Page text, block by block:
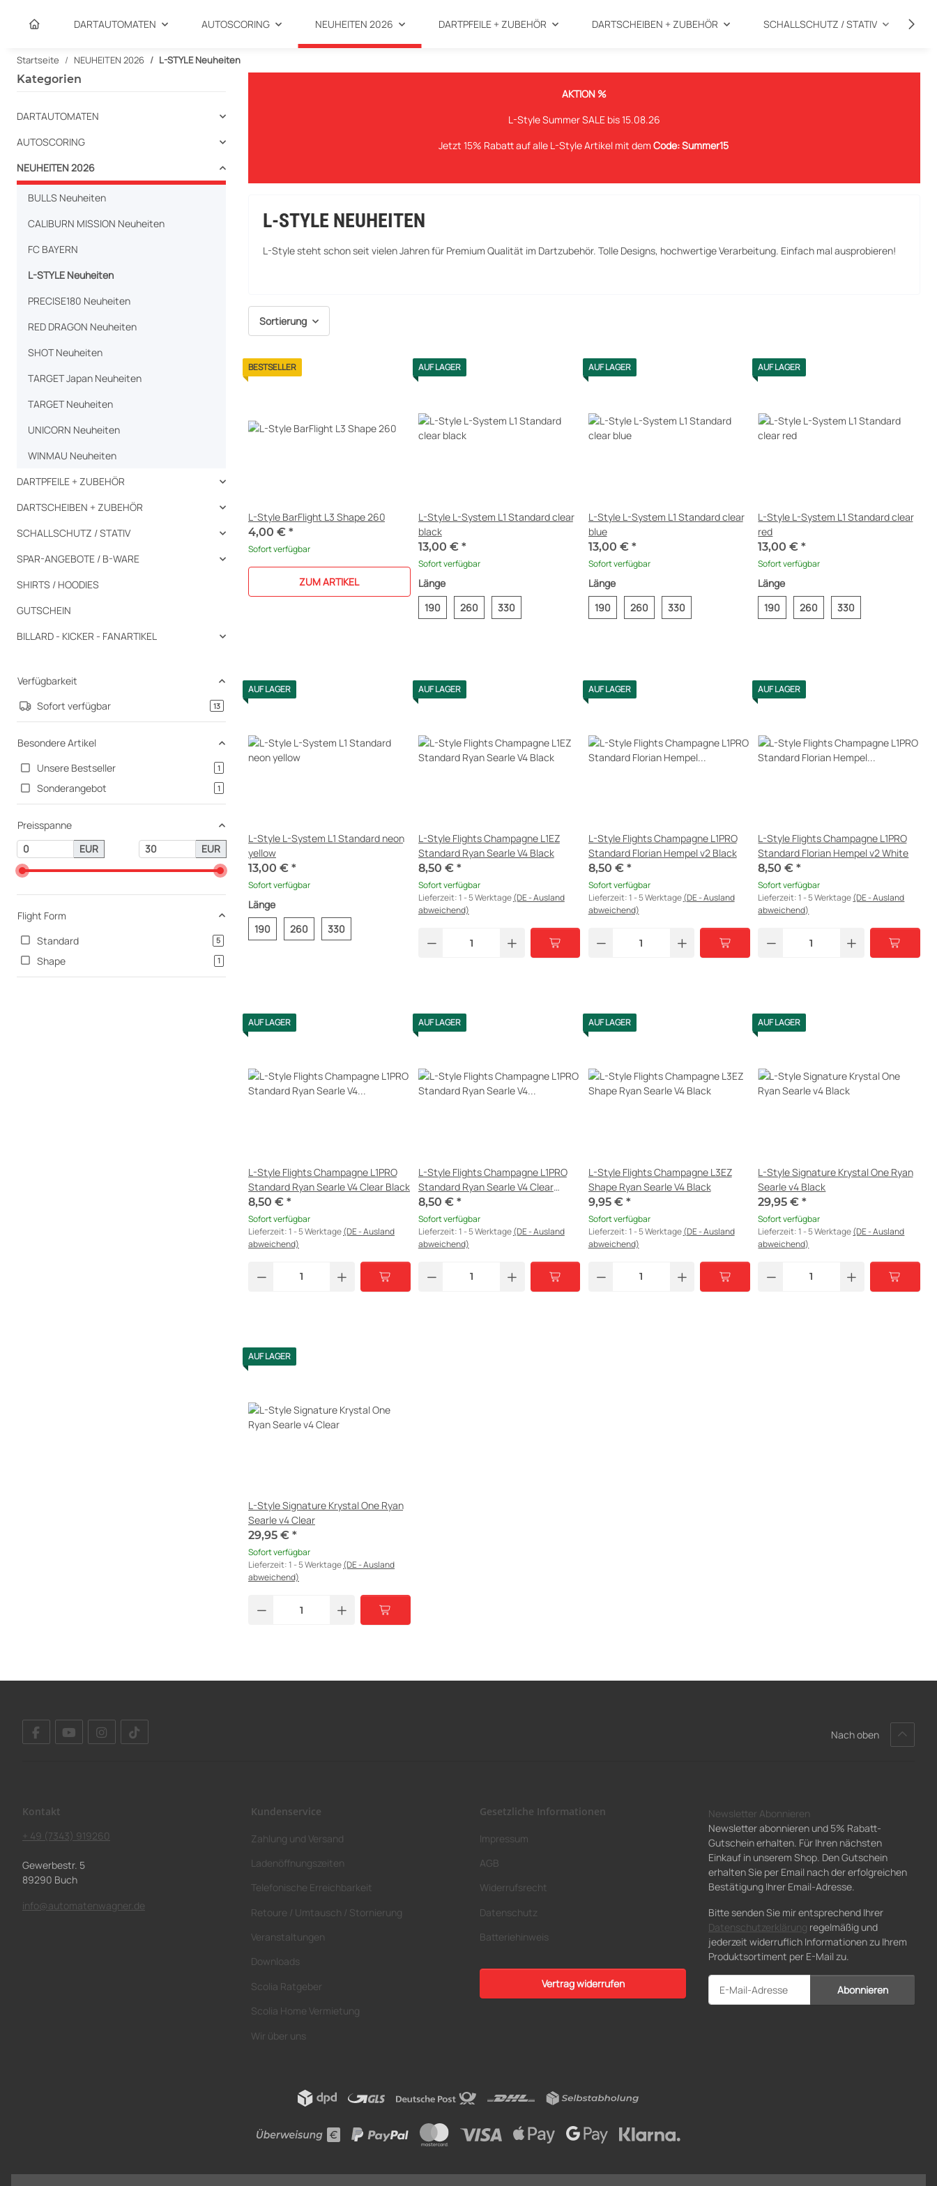
DARTAUTOMATEN AUTOSCORING NEUHEITEN 2026 DARTPFEILE + ZUBEHÖR DARTSCHEIBEN + ZUBEHÖR SCHALLSCHUTZ / STATIV
Startseite NEUHEITEN 2026 L-STYLE Neuheiten
AKTION %
L-Style Summer SALE bis 15.08.26
Jetzt 15% Rabatt auf alle L-Style Artikel mit dem Code: Summer15
L-STYLE NEUHEITEN
L-Style steht schon seit vielen Jahren für Premium Qualität im Dartzubehör. Tolle Designs, hochwertige Verarbeitung. Einfach mal ausprobieren!
Sortierung
BESTSELLER
L-Style BarFlight L3 Shape 260
4,00 € *
Sofort verfügbar
ZUM ARTIKEL
AUF LAGER
L-Style L-System L1 Standard clear
black
13,00 € *
Sofort verfügbar
Länge
190
260 330
AUF LAGER
L-Style L-System L1 Standard clear
blue
13,00 € *
Sofort verfügbar
Länge
190
260 330
AUF LAGER
L-Style L-System L1 Standard clear
red
13,00 €*
Sofort verfügbar
Länge
190
260 330
AUF LAGER
L-Style L-System L1 Standard neon
yellow
13,00 € *
Sofort verfügbar
Länge
190
260 330
AUF LAGER
L-Style Flights Champagne L1EZ
Standard Ryan Searle V4 Black
8,50 € *
Sofort verfügbar
Lieferzeit:1 - 5 Werktage(DE - Ausland
abweichend)
AUF LAGER
L-Style Flights Champagne L1PRO
Standard Florian Hempel v2 Black
8,50 € *
Sofort verfügbar
Lieferzeit:1 - 5 Werktage(DE - Ausland
abweichend)
AUF LAGER
L-Style Flights Champagne L1PRO
Standard Florian Hempel v2 White
8,50 €*
Sofort verfügbar
Lieferzeit:1 - 5 Werktage(DE - Ausland
abweichend)
AUF LAGER
L-Style Flights Champagne L1PRO
Standard Ryan Searle V4 Clear Black
8,50 € *
Sofort verfügbar
Lieferzeit:1 - 5 Werktage(DE - Ausland
abweichend)
AUF LAGER
L-Style Flights Champagne L1PRO
Standard Ryan Searle V4 Clear
White
8,50 € *
Sofort verfügbar
Lieferzeit:1 - 5 Werktage(DE - Ausland
abweichend)
AUF LAGER
L-Style Flights Champagne L3EZ
Shape Ryan Searle V4 Black
9,95 € *
Sofort verfügbar
Lieferzeit:1 - 5 Werktage(DE - Ausland
abweichend)
AUF LAGER
L-Style Signature Krystal One Ryan
Searle v4 Black
29,95 €*
Sofort verfügbar
Lieferzeit:1 - 5 Werktage(DE - Ausland
abweichend)
AUF LAGER
L-Style Signature Krystal One Ryan
Searle v4 Clear
29,95 € *
Sofort verfügbar
Lieferzeit:1 - 5 Werktage(DE - Ausland
abweichend)
Kategorien
DARTAUTOMATEN
AUTOSCORING
NEUHEITEN 2026
BULLS Neuheiten
CALIBURN MISSION Neuheiten
FC BAYERN
L-STYLE Neuheiten
PRECISE180 Neuheiten
RED DRAGON Neuheiten
SHOT Neuheiten
TARGET Japan Neuheiten
TARGET Neuheiten
UNICORN Neuheiten
WINMAU Neuheiten
DARTPFEILE + ZUBEHÖR
DARTSCHEIBEN + ZUBEHÖR
SCHALLSCHUTZ / STATIV
SPAR-ANGEBOTE / B-WARE
SHIRTS / HOODIES
GUTSCHEIN
BILLARD - KICKER - FANARTIKEL
Verfügbarkeit
Sofort verfügbar
13Artikel gefunden
Besondere Artikel
Unsere Bestseller
1Artikel gefunden
Sonderangebot 1Artikel gefunden
Preisspanne
EUR
EUR
Flight Form
Standard
5Artikel gefunden
Shape 1Artikel gefunden
Nach oben
Kontakt
+ 49 (7343) 919260
Gewerbestr. 5
89290 Buch
info@automatenwagner.de
Kundenservice
Zahlung und Versand
Ladenöffnungszeiten
Telefonische Erreichbarkeit
Retoure / Umtausch / Stornierung
Veranstaltungen
Downloads
Scolia Ratgeber
Scolia Home Vermietung
Wir über uns
Gesetzliche Informationen
Impressum
AGB
Widerrufsrecht
Datenschutz
Batteriehinweis
Vertrag widerrufen
Newsletter Abonnieren
Newsletter abonnieren und 5% Rabatt-
Gutschein erhalten. Für Ihren nächsten
Einkauf in unserem Shop. Den Gutschein
erhalten Sie per Email nach der erfolgreichen
Bestätigung Ihrer Email-Adresse.
Bitte senden Sie mir entsprechend Ihrer
Datenschutzerklärung regelmäßig und
jederzeit widerruflich Informationen zu Ihrem
Produktsortiment per E-Mail zu.
Abonnieren